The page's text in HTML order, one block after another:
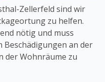
Zellerfeld sind wir
zu helfen.
nötig und muss
an der
der Wohnräume zu